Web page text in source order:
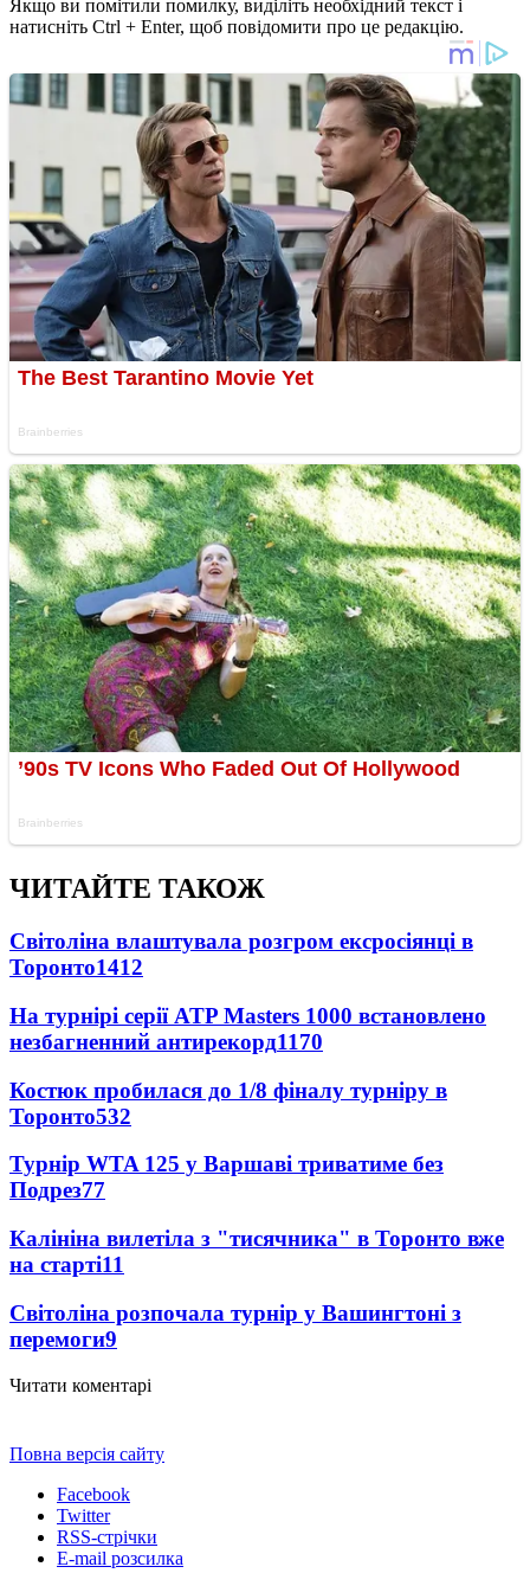
Якщо ви помітили помилку, виділіть необхідний текст і
натисніть Ctrl + Enter, щоб повідомити про це редакцію.
ЧИТАЙТЕ ТАКОЖ
Світоліна влаштувала розгром ексросіянці в
Торонто1412
На турнірі серії ATP Masters 1000 встановлено
незбагненний антирекорд1170
Костюк пробилася до 1/8 фіналу турніру в
Торонто532
Турнір WTA 125 у Варшаві триватиме без
Подрез77
Калініна вилетіла з "тисячника" в Торонто вже
на старті11
Світоліна розпочала турнір у Вашингтоні з
перемоги9
Читати коментарі
Повна версія сайту
Facebook
Twitter
RSS-стрічки
E-mail розсилка